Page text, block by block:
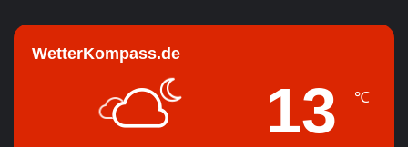
WetterKompass.de
13 ℃